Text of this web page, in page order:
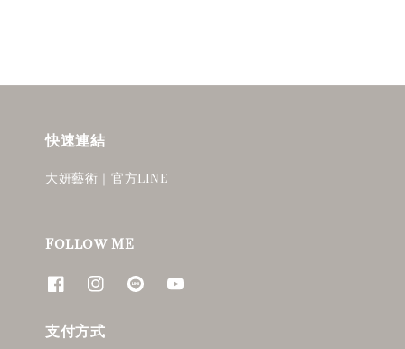
快速連結
大妍藝術｜官方LINE
Follow ME
支付方式